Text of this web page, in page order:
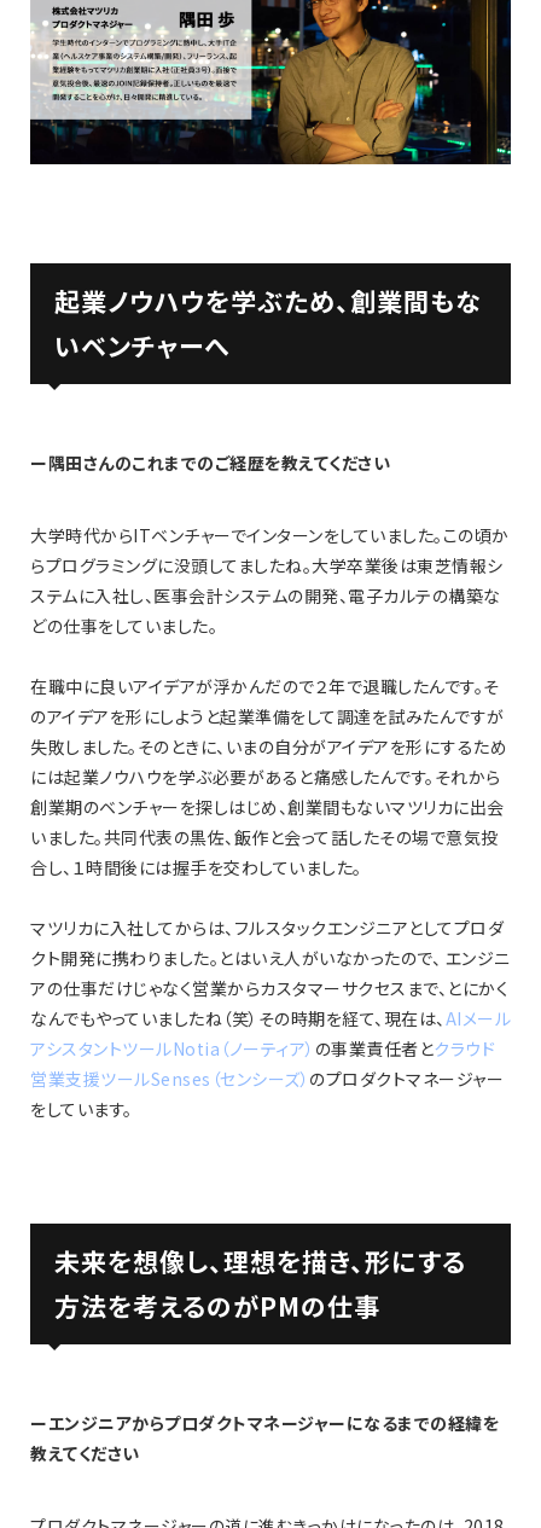
起業ノウハウを学ぶため、創業間もな
いベンチャーへ
ー隅田さんのこれまでのご経歴を教えてください
大学時代からITベンチャーでインターンをしていました。この頃か
らプログラミングに没頭してましたね。大学卒業後は東芝情報シ
ステムに入社し、医事会計システムの開発、電子カルテの構築な
どの仕事をしていました。
在職中に良いアイデアが浮かんだので２年で退職したんです。そ
のアイデアを形にしようと起業準備をして調達を試みたんですが
失敗しました。そのときに、いまの自分がアイデアを形にするため
には起業ノウハウを学ぶ必要があると痛感したんです。それから
創業期のベンチャーを探しはじめ、創業間もないマツリカに出会
いました。共同代表の黒佐、飯作と会って話したその場で意気投
合し、１時間後には握手を交わしていました。
マツリカに入社してからは、フルスタックエンジニアとしてプロダ
クト開発に携わりました。とはいえ人がいなかったので、 エンジニ
アの仕事だけじゃなく営業からカスタマーサクセスまで、とにかく
なんでもやっていましたね（笑）その時期を経て、現在は、 AIメール
アシスタントツールNotia（ノーティア） の事業責任者とクラウド
営業支援ツールSenses（センシーズ） のプロダクトマネージャー
をしています。
未来を想像し、理想を描き、形にする
方法を考えるのがPMの仕事
ーエンジニアからプロダクトマネージャーになるまでの経緯を
教えてください